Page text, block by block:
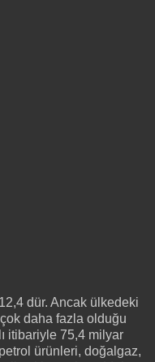
dür. Ancak ülkedeki
çok daha fazla olduğu
itibariyle 75,4 milyar
ürünleri, doğalgaz,